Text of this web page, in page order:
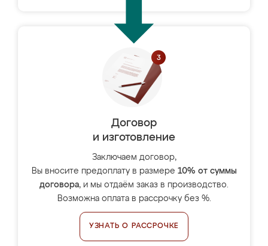
Договор
и изготовление
Заключаем договор,
Вы вносите предоплату в размере 10% от суммы
договора, и мы отдаём заказ в производство.
Возможна оплата в рассрочку без %.
УЗНАТЬ О РАССРОЧКЕ